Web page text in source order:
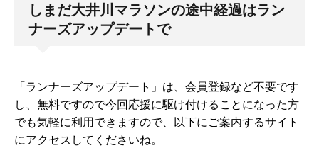
しまだ大井川マラソンの途中経過はラン
ナーズアップデートで
「ランナーズアップデート」は、会員登録など不要です
し、無料ですので今回応援に駆け付けることになった方
でも気軽に利用できますので、以下にご案内するサイト
にアクセスしてくださいね。